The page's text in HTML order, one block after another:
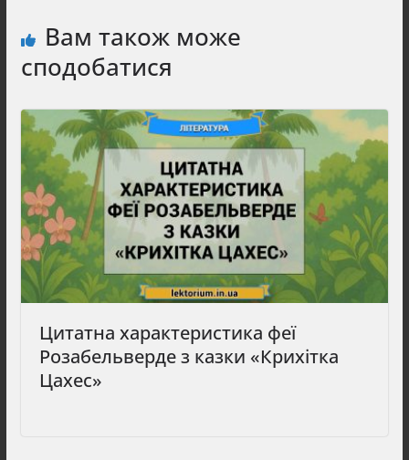
Вам також може
сподобатися
Цитатна характеристика феї
Розабельверде з казки «Крихітка
Цахес»